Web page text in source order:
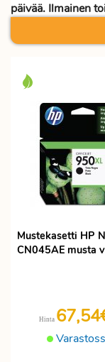
päivää. Ilmainen
Mustekasetti HP
CN045AE musta
Hinta